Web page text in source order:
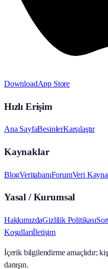
DownloadApp Store
Hızlı Erişim
Ana SayfaBesinlerKarşılaştır
Kaynaklar
BlogVeritabanıForumVeri
Yasal / Kurumsal
HakkımızdaGizlilik Politikası
Koşullarıİletişim
İçerik bilgilendirme amaçlıdır;
danışın.